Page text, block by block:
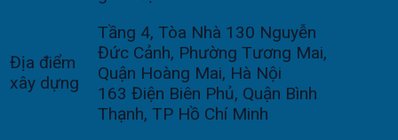
Địa điểm
xây dựng
Tầng 4, Tòa Nhà 130 Nguyễn
Đức Cảnh, Phường Tương Mai,
Quận Hoàng Mai, Hà Nội
163 Điện Biên Phủ, Quận Bình
Thạnh, TP Hồ Chí Minh